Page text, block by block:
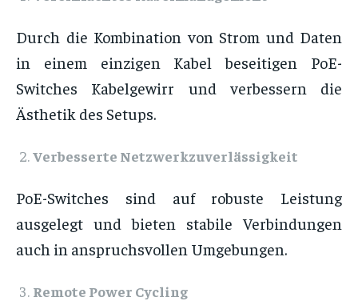
Durch die Kombination von Strom und Daten
in einem einzigen Kabel beseitigen PoE-
Switches Kabelgewirr und verbessern die
Ästhetik des Setups.
Verbesserte Netzwerkzuverlässigkeit
PoE-Switches sind auf robuste Leistung
ausgelegt und bieten stabile Verbindungen
auch in anspruchsvollen Umgebungen.
Remote Power Cycling